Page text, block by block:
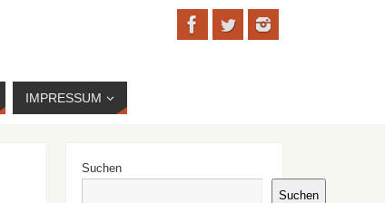
IMPRESSUM
Suchen
Suchen